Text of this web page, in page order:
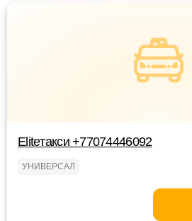
Eliteтакси +77074446092
УНИВЕРСАЛ